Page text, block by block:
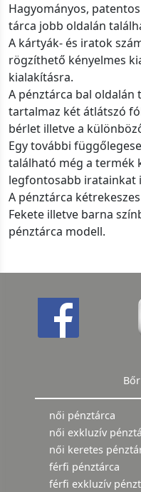
Hagyományos,
tárca jobb oldalán
A kártyák- és iratok
rögzíthető kényelmes
kialakításra.
A pénztárca bal
tartalmaz két átlátszó
bérlet illetve a
Egy további
található még a termék
legfontosabb iratainkat
A pénztárca
Fekete illetve barna
pénztárca modell.
női pénztárca
női exkluzív
női keretes
férfi pénztárca
férfi exkluzív